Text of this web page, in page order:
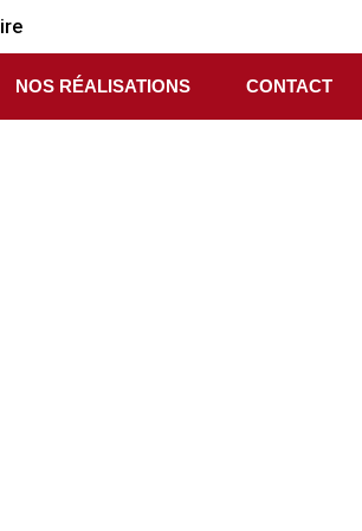
NOS RÉALISATIONS CONTACT